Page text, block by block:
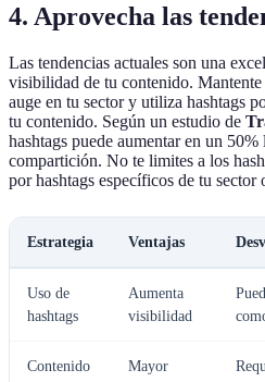
4. Aprovecha las
Las tendencias actuales son una
visibilidad de tu contenido.
auge en tu sector y utiliza hashtags
tu contenido. Según un estudio de
hashtags puede aumentar en un
compartición. No te limites a los
por hashtags específicos de tu sector
Estrategia Ventajas
Uso de
hashtags
Aumenta
visibilidad
Contenido
Mayor